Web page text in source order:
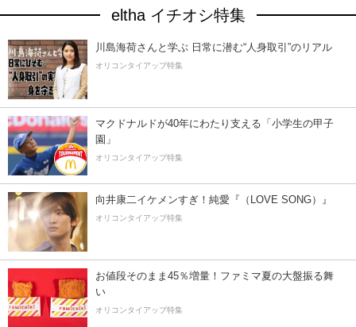
eltha イチオシ特集
川島海荷さんと学ぶ 日常に潜む“人身取引”のリアル
オリコンタイアップ特集
マクドナルドが40年にわたり支える「小学生の甲子
園」
オリコンタイアップ特集
向井康二イケメンすぎ！純愛『（LOVE SONG）』
オリコンタイアップ特集
お値段そのまま45％増量！ファミマ夏の大盤振る舞
い
オリコンタイアップ特集